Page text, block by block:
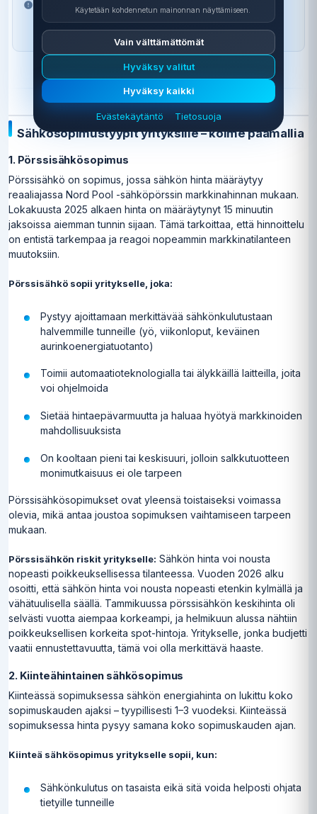
Sivusto sisältää affiliate-linkkejä. Tämä ei vaikuta
suosituksiimme tai hintaan jonka maksat. Vertailu
päivitetty 10.8.2026.
Sähkösopimustyypit yrityksille – kolme päämallia
1. Pörssisähkösopimus
Pörssisähkö on sopimus, jossa sähkön hinta määräytyy
reaaliajassa Nord Pool -sähköpörssin markkinahinnan mukaan.
Lokakuusta 2025 alkaen hinta on määräytynyt 15 minuutin
jaksoissa aiemman tunnin sijaan. Tämä tarkoittaa, että hinnoittelu
on entistä tarkempaa ja reagoi nopeammin markkinatilanteen
muutoksiin.
Pörssisähkö sopii yritykselle, joka:
Pystyy ajoittamaan merkittävää sähkönkulutustaan
halvemmille tunneille (yö, viikonloput, keväinen
aurinkoenergiatuotanto)
Toimii automaatioteknologialla tai älykkäillä laitteilla, joita
voi ohjelmoida
Sietää hintaepävarmuutta ja haluaa hyötyä markkinoiden
mahdollisuuksista
On kooltaan pieni tai keskisuuri, jolloin salkkutuotteen
monimutkaisuus ei ole tarpeen
Pörssisähkösopimukset ovat yleensä toistaiseksi voimassa
olevia, mikä antaa joustoa sopimuksen vaihtamiseen tarpeen
mukaan.
Pörssisähkön riskit yritykselle: Sähkön hinta voi nousta
nopeasti poikkeuksellisessa tilanteessa. Vuoden 2026 alku
osoitti, että sähkön hinta voi nousta nopeasti etenkin kylmällä ja
vähätuulisella säällä. Tammikuussa pörssisähkön keskihinta oli
selvästi vuotta aiempaa korkeampi, ja helmikuun alussa nähtiin
poikkeuksellisen korkeita spot-hintoja. Yritykselle, jonka budjetti
vaatii ennustettavuutta, tämä voi olla merkittävä haaste.
2. Kiinteähintainen sähkösopimus
Kiinteässä sopimuksessa sähkön energiahinta on lukittu koko
sopimuskauden ajaksi – tyypillisesti 1–3 vuodeksi. Kiinteässä
sopimuksessa hinta pysyy samana koko sopimuskauden ajan.
Kiinteä sähkösopimus yritykselle sopii, kun:
Sähkönkulutus on tasaista eikä sitä voida helposti ohjata
tietyille tunneille
Käytetään kohdennetun mainonnan näyttämiseen.
Vain välttämättömät
Hyväksy valitut
Hyväksy kaikki
Evästekäytäntö Tietosuoja